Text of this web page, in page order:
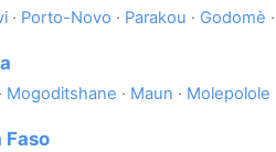
· Porto-Novo · Parakou · Godomè ·
· Mogoditshane · Maun · Molepolole